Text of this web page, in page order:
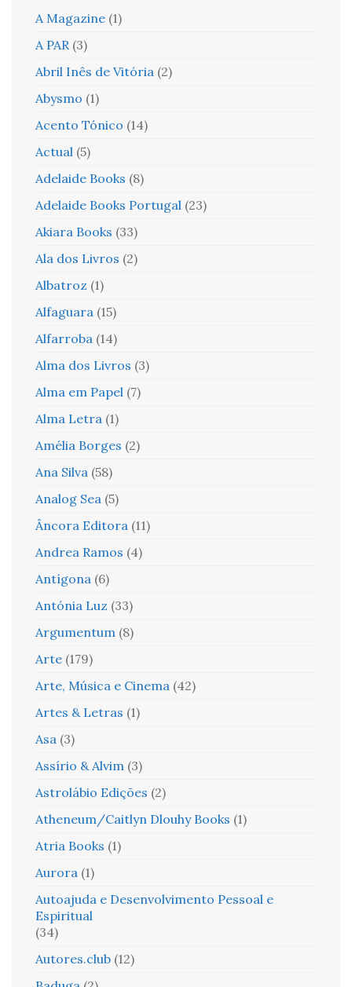
A Magazine (1)
A PAR (3)
Abril Inês de Vitória (2)
Abysmo (1)
Acento Tónico (14)
Actual (5)
Adelaide Books (8)
Adelaide Books Portugal (23)
Akiara Books (33)
Ala dos Livros (2)
Albatroz (1)
Alfaguara (15)
Alfarroba (14)
Alma dos Livros (3)
Alma em Papel (7)
Alma Letra (1)
Amélia Borges (2)
Ana Silva (58)
Analog Sea (5)
Âncora Editora (11)
Andrea Ramos (4)
Antígona (6)
Antónia Luz (33)
Argumentum (8)
Arte (179)
Arte, Música e Cinema (42)
Artes & Letras (1)
Asa (3)
Assírio & Alvim (3)
Astrolábio Edições (2)
Atheneum/Caitlyn Dlouhy Books (1)
Atria Books (1)
Aurora (1)
Autoajuda e Desenvolvimento Pessoal e
Espiritual
(34)
Autores.club (12)